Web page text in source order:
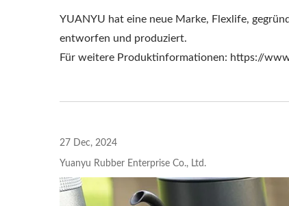
YUANYU hat eine neue Marke, Flexlife,
entworfen und produziert.
Für weitere Produktinformationen: https://
27 Dec, 2024
Yuanyu Rubber Enterprise Co., Ltd.
Smartwatch-Armband